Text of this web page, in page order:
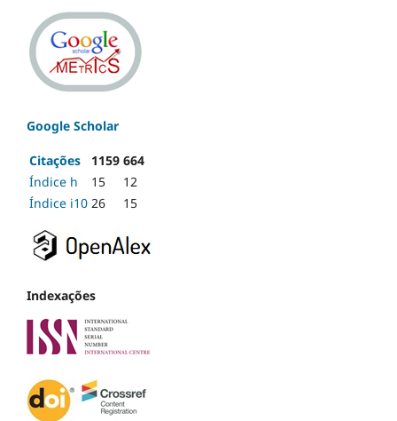
Google Scholar
Citações 1159 664
Índice h
15
12
Índice i10 26 15
Indexações